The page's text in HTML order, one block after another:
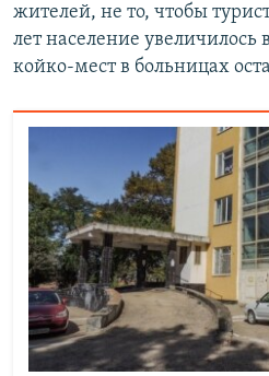
жителей, не то, чтобы
лет население увеличилось
койко-мест в больницах